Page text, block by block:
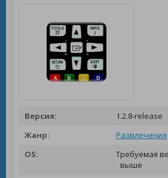
Версия:
1.2.8-release
Жанр:
Развлечения
OS:
Требуемая
выше